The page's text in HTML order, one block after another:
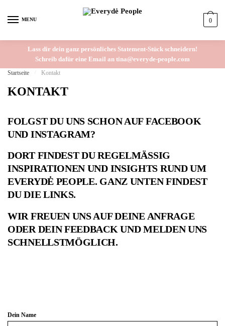
MENU 0
Lass dir dein ganz persönliches Statement-Stück schneidern!
Schreib dafür eine Email an tina@everyde-people.com
Startseite Kontakt
KONTAKT
FOLGST DU UNS SCHON AUF FACEBOOK
UND INSTAGRAM?
DORT FINDEST DU REGELMÄSSIG I
NSPIRATIONEN UND INSIGHTS RUND UM E
VERYDĖ PEOPLE. GANZ UNTEN FINDEST D
U DIE LINKS.
WIR FREUEN UNS AUF DEINE ANFRAGE
ODER DEIN FEEDBACK UND MELDEN UNS
SCHNELLSTMÖGLICH.
Dein Name